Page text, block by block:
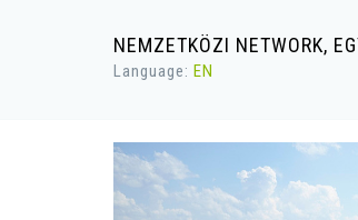
NEMZETKÖZI NETWORK,
Language: EN